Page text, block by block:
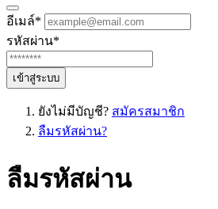
อีเมล์*
รหัสผ่าน*
เข้าสู่ระบบ
ยังไม่มีบัญชี? สมัครสมาชิก
ลืมรหัสผ่าน?
ลืมรหัสผ่าน